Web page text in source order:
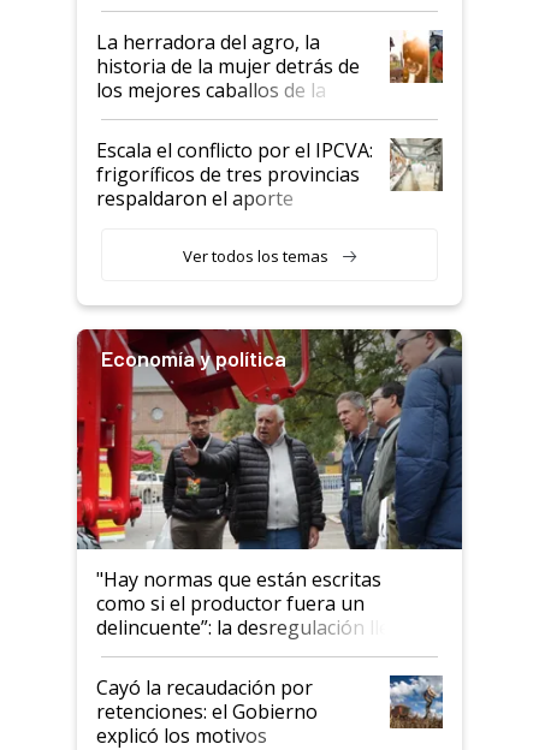
la iniciativa que ya reúne a 46
establecimientos en Argentina
La herradora del agro, la
historia de la mujer detrás de
los mejores caballos de la
Argentina y los mitos que
todavía hacen sufrir a estos
animales: "Mientras me
descalificaban, yo seguí
haciendo currículum"
Escala el conflicto por el IPCVA:
frigoríficos de tres provincias
respaldaron el aporte
Ver todos los temas
Economía y política
"Hay normas que están escritas
como si el productor fuera un
delincuente”: la desregulación llegó
al Congreso Aapresid y hasta se
habló del financiamiento al IPCVA
Cayó la recaudación por
retenciones: el Gobierno
explicó los motivos